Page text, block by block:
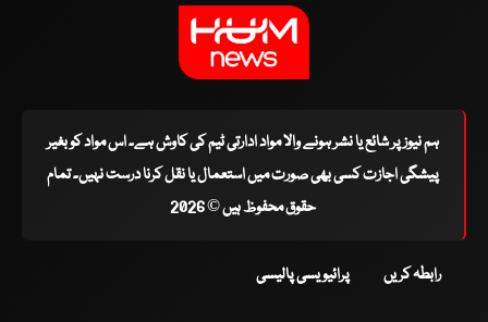
ہم نیوز پر شائع یا نشر ہونے والا مواد ادارتی ٹیم کی کاوش ہے۔ اس مواد کو بغیر
پیشگی اجازت کسی بھی صورت میں استعمال یا نقل کرنا درست نہیں۔ تمام
حقوق محفوظ ہیں © 2026
رابطہ کریں پرائیویسی پالیسی